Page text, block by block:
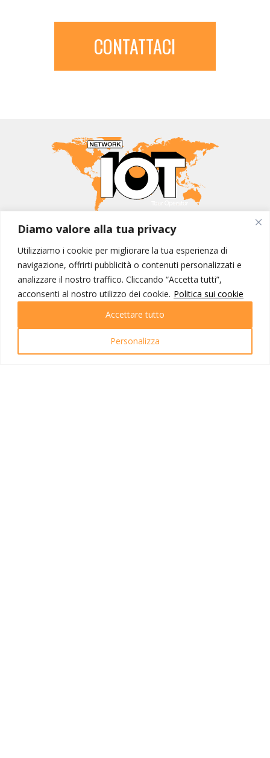
Diamo valore alla tua privacy
Utilizziamo i cookie per migliorare la tua esperienza di
navigazione, offrirti pubblicità o contenuti personalizzati e
analizzare il nostro traffico. Cliccando “Accetta tutti”,
acconsenti al nostro utilizzo dei cookie. Politica sui cookie
Personalizza
Accettare tutto
CONTATTACI
MONDO IOT VIAGGI
Corporate
Contatti
I NOSTRI PRODOTTI
Partenze
Emozioni di viaggio
Newsletter
Tutti i viaggi